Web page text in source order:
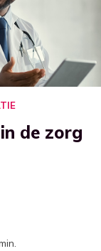
de zorg